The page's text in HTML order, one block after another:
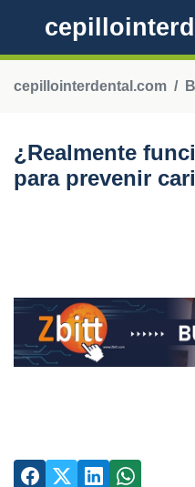
cepillointerdental.com
¿Realmente
para prevenir